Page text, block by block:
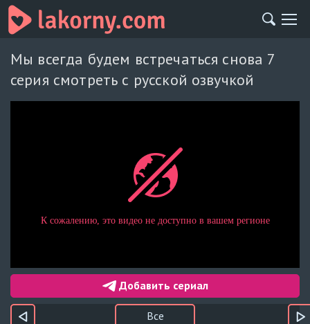
Мы всегда будем встречаться снова 7
серия смотреть с русской озвучкой
Добавить сериал
Все